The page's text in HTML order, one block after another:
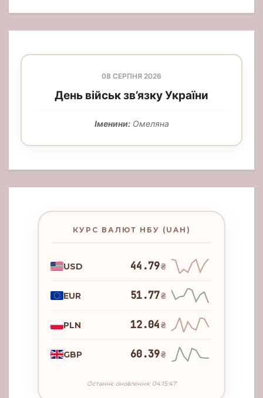
08 СЕРПНЯ 2026
День військ зв’язку України
Іменини:Омеляна
КУРС ВАЛЮТ НБУ (UAH)
USD 44.79₴
EUR 51.77₴
PLN 12.04₴
GBP 60.39₴
Останнє оновлення: 04:15:47